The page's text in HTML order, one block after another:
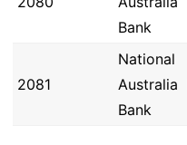
Bank
2081
National
Australia
Bank